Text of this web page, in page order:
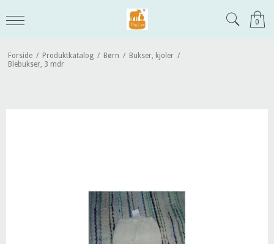
0
Forside / Produktkatalog / Børn / Bukser, kjoler /
Blebukser, 3 mdr